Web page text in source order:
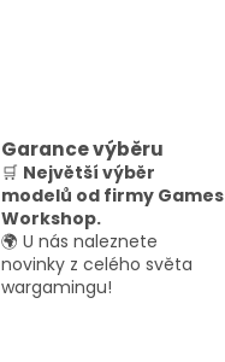
Garance výběru
🛒 Největší výběr
modelů od firmy Games
Workshop.
🌍 U nás naleznete
novinky z celého světa
wargamingu!